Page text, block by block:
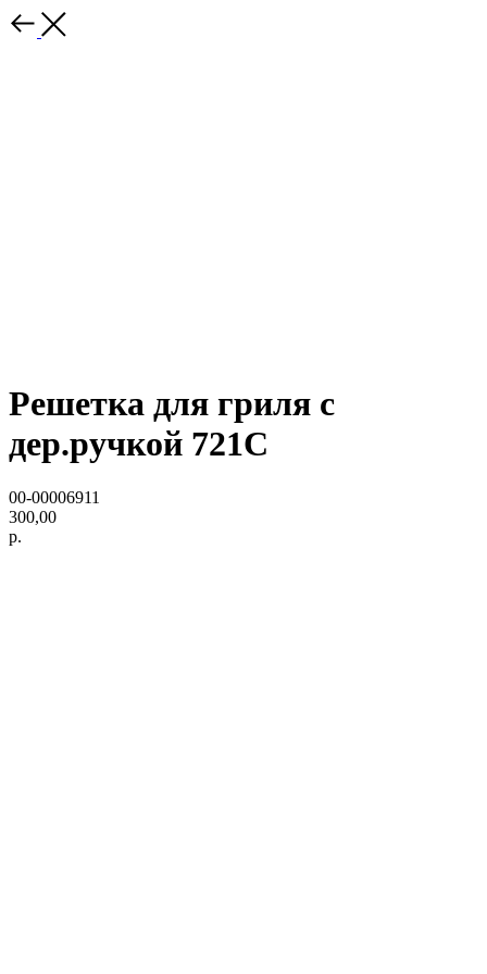
Решетка для гриля с
дер.ручкой 721С
00-00006911
300,00
р.